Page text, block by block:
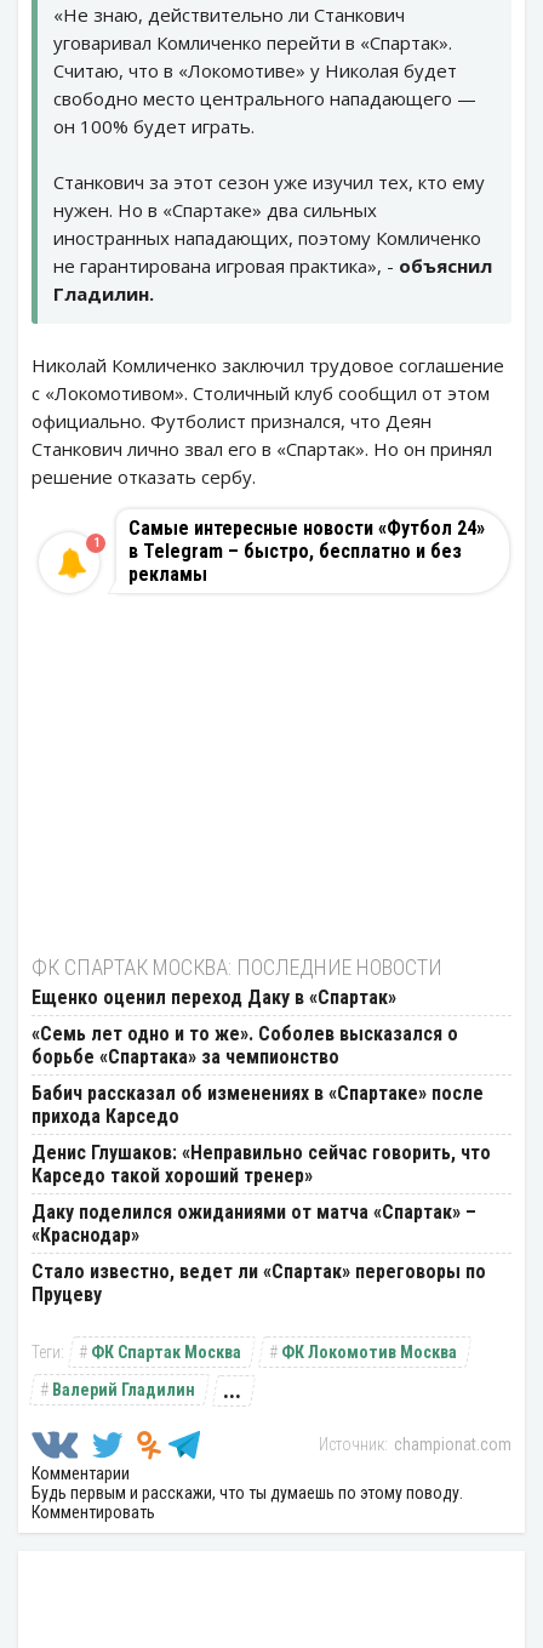
«Не знаю, действительно ли Станкович
уговаривал Комличенко перейти в «Спартак».
Считаю, что в «Локомотиве» у Николая будет
свободно место центрального нападающего —
он 100% будет играть.
Станкович за этот сезон уже изучил тех, кто ему
нужен. Но в «Спартаке» два сильных
иностранных нападающих, поэтому Комличенко
не гарантирована игровая практика», - объяснил
Гладилин.
Николай Комличенко заключил трудовое соглашение
с «Локомотивом». Столичный клуб сообщил от этом
официально. Футболист признался, что Деян
Станкович лично звал его в «Спартак». Но он принял
решение отказать сербу.
Самые интересные новости «Футбол 24»
в Telegram – быстро, бесплатно и без
рекламы
1
ФК СПАРТАК МОСКВА: ПОСЛЕДНИЕ НОВОСТИ
Ещенко оценил переход Даку в «Спартак»
«Семь лет одно и то же». Соболев высказался о
борьбе «Спартака» за чемпионство
Бабич рассказал об изменениях в «Спартаке» после
прихода Карседо
Денис Глушаков: «Неправильно сейчас говорить, что
Карседо такой хороший тренер»
Даку поделился ожиданиями от матча «Спартак» –
«Краснодар»
Стало известно, ведет ли «Спартак» переговоры по
Пруцеву
ФК Спартак Москва
ФК Локомотив Москва
Валерий Гладилин
...
championat.com
Комментарии
Будь первым и расскажи, что ты думаешь по этому поводу.
Комментировать